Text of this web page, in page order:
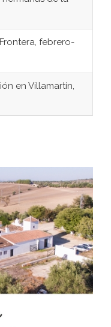
febrero-
en Villamartín,
de
julio 1936
en el campo: del
de Los Hurones